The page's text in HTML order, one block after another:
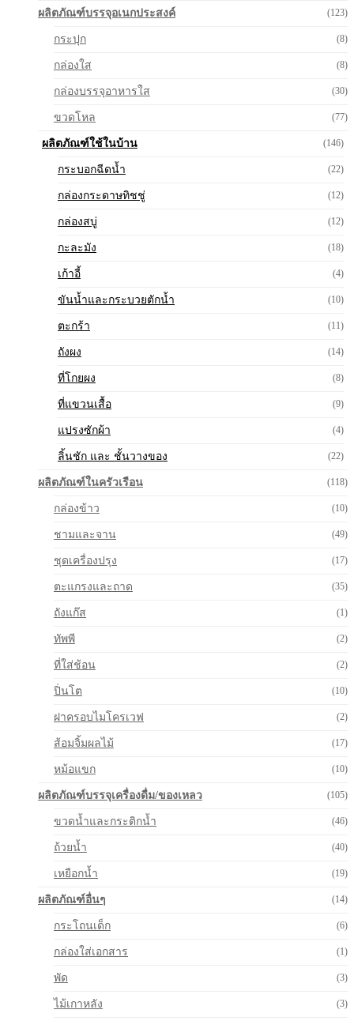
ผลิตภัณฑ์บรรจุอเนกประสงค์ (123)
กระปุก (8)
กล่องใส (8)
กล่องบรรจุอาหารใส (30)
ขวดโหล (77)
ผลิตภัณฑ์ใช้ในบ้าน (146)
กระบอกฉีดน้ำ (22)
กล่องกระดาษทิชชู่ (12)
กล่องสบู่ (12)
กะละมัง (18)
เก้าอี้ (4)
ขันน้ำและกระบวยตักน้ำ (10)
ตะกร้า (11)
ถังผง (14)
ที่โกยผง (8)
ที่แขวนเสื้อ (9)
แปรงซักผ้า (4)
ลิ้นชัก และ ชั้นวางของ (22)
ผลิตภัณฑ์ในครัวเรือน (118)
กล่องข้าว (10)
ชามและจาน (49)
ชุดเครื่องปรุง (17)
ตะแกรงและถาด (35)
ถังแก๊ส (1)
ทัพพี (2)
ที่ใส่ช้อน (2)
ปิ่นโต (10)
ฝาครอบไมโครเวฟ (2)
ส้อมจิ้มผลไม้ (17)
หม้อแขก (10)
ผลิตภัณฑ์บรรจุเครื่องดื่ม/ของเหลว (105)
ขวดน้ำและกระติกน้ำ (46)
ถ้วยน้ำ (40)
เหยือกน้ำ (19)
ผลิตภัณฑ์อื่นๆ (14)
กระโถนเด็ก (6)
กล่องใส่เอกสาร (1)
พัด (3)
ไม้เกาหลัง (3)